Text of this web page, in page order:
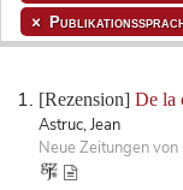
[Rezension] De la
Astruc, Jean
Neue Zeitungen